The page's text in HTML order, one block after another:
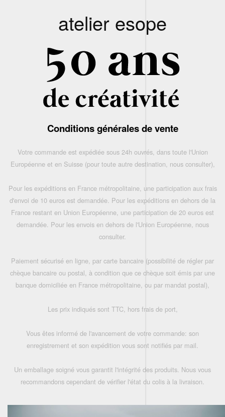
atelier esope
Conditions générales de vente
Votre commande est expédiée sous 24h ouvrés, dans toute l'Union
Européenne et en Suisse (pour toute autre destination, nous consulter),
Pour les expéditions en France métropolitaine, une participation aux frais
d'envoi de 10 euros est demandée. Pour les expéditions en dehors de la
France restant en Union Européenne, une participation de 20 euros est
demandée. Pour les envois en dehors de l'Union Européenne, nous
consulter.
Paiement sécurisé en ligne, par carte bancaire (possibilité de régler par
chèque bancaire ou postal, à condition que ce chèque soit émis par une
banque domiciliée en France métropolitaine, ou par mandat postal),
Les prix indiqués sont TTC, hors frais de port,
Vous êtes informé de l'avancement de votre commande: son
enregistrement et son expédition vous sont notifiés par mail.
Un emballage soigné vous garantit l'intégrité des produits. Nous vous
recommandons cependant de vérifier l'état du colis à la livraison.